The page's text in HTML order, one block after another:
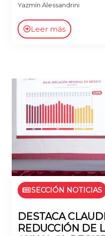
Yazmín Alessandrini
Leer más
SECCIÓN NOTICIAS
DESTACA
REDUCCIÓN DE